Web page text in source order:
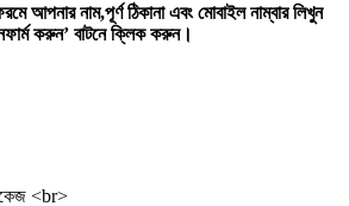
আপনার নাম,পূর্ণ ঠিকানা এবং মোবাইল নাম্বার লিখুন
করুন’ বাটনে ক্লিক করুন।